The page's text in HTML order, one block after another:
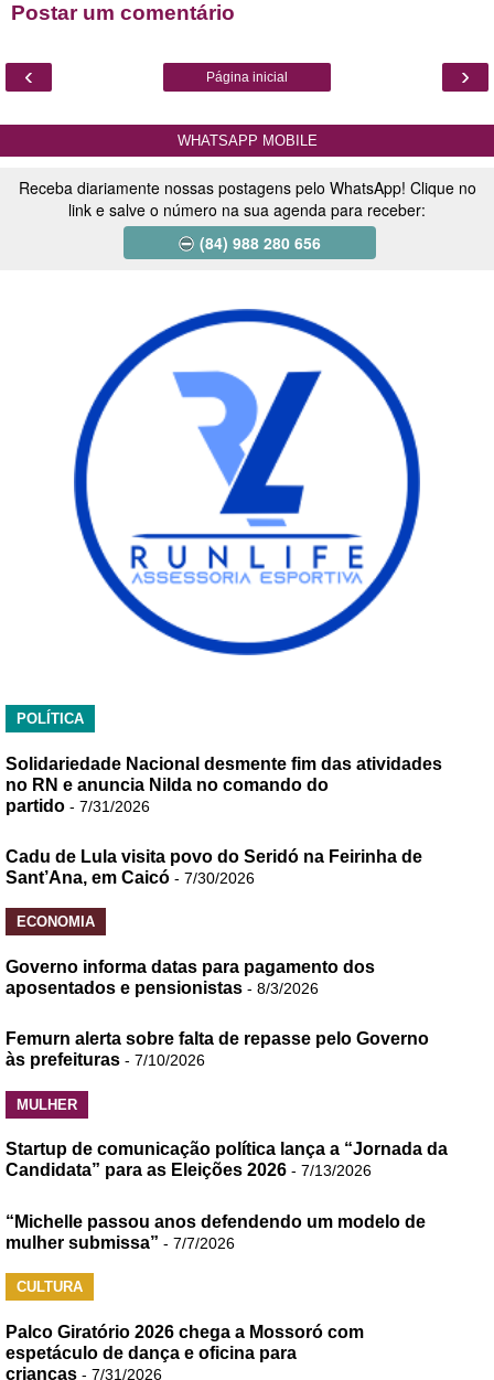
Postar um comentário
‹ ›
Página inicial
WHATSAPP MOBILE
Receba diariamente nossas postagens pelo WhatsApp! Clique no
link e salve o número na sua agenda para receber:
(84) 988 280 656
POLÍTICA
Solidariedade Nacional desmente fim das atividades
no RN e anuncia Nilda no comando do
partido - 7/31/2026
Cadu de Lula visita povo do Seridó na Feirinha de
Sant’Ana, em Caicó - 7/30/2026
ECONOMIA
Governo informa datas para pagamento dos
aposentados e pensionistas - 8/3/2026
Femurn alerta sobre falta de repasse pelo Governo
às prefeituras - 7/10/2026
MULHER
Startup de comunicação política lança a “Jornada da
Candidata” para as Eleições 2026 - 7/13/2026
“Michelle passou anos defendendo um modelo de
mulher submissa” - 7/7/2026
CULTURA
Palco Giratório 2026 chega a Mossoró com
espetáculo de dança e oficina para
crianças - 7/31/2026